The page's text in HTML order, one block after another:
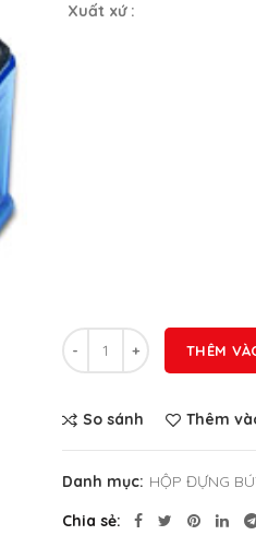
Xuất xứ :
Số lượng
THÊM
So sánh Thêm
Danh mục: HỘP ĐỰNG
Chia sẻ